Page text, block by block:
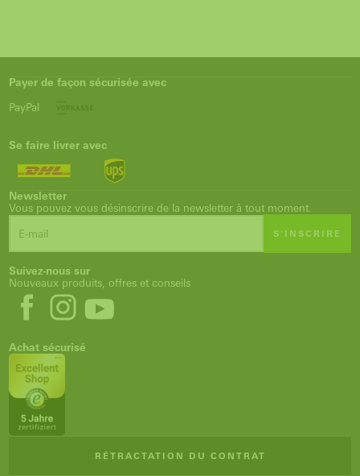
Payer de façon sécurisée avec
PayPal
Se faire livrer avec
Newsletter
Vous pouvez vous désinscrire de la newsletter à tout moment.
S'INSCRIRE
Suivez-nous sur
Nouveaux produits, offres et conseils
Achat sécurisé
RÉTRACTATION DU CONTRAT